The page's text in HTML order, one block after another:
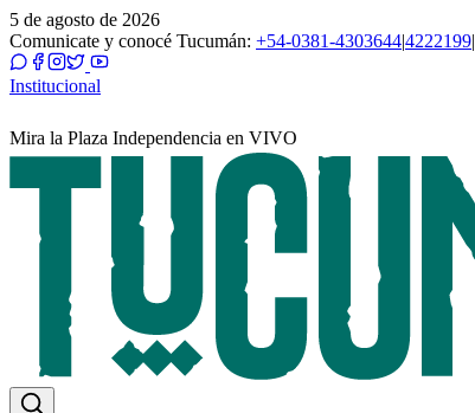
5 de agosto de 2026
Comunicate y conocé Tucumán: +54-0381-4303644|4222199|
Institucional
Mira la Plaza Independencia en VIVO